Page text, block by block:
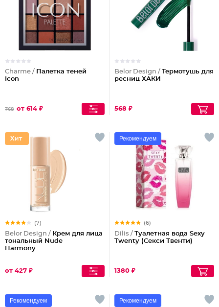
Charme / Палетка теней
Icon
768 от 614 ₽
Belor Design / Термотушь для
ресниц ХАКИ
568 ₽
(7)
Belor Design / Крем для лица
тональный Nude
Harmony
от 427 ₽
Рекомендуем
(6)
Dilis / Туалетная вода Sexy
Twenty (Секси Твенти)
1380 ₽
Рекомендуем Рекомендуем